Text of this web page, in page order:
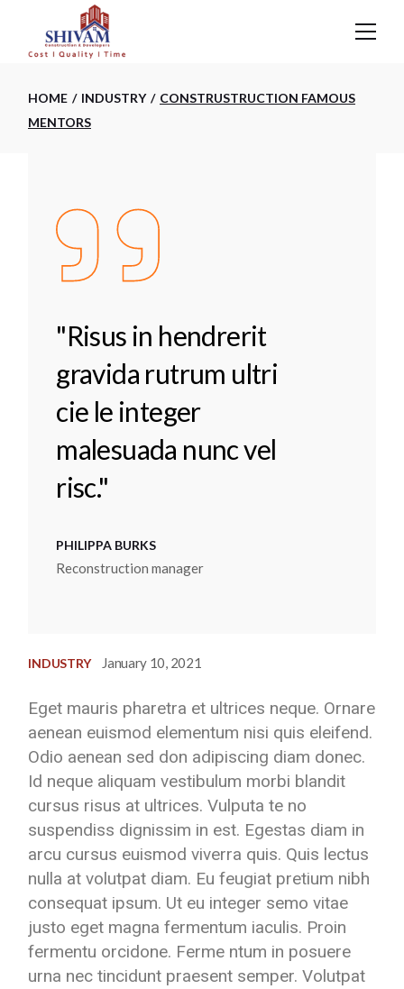
HOME INDUSTRY
CONSTRUSTRUCTION FAMOUS
MENTORS
"Risus in hendrerit
gravida rutrum ultri
cie le integer
malesuada nunc vel
risc."
PHILIPPA BURKS
Reconstruction manager
INDUSTRY January 10, 2021
Eget mauris pharetra et ultrices neque. Ornare
aenean euismod elementum nisi quis eleifend.
Odio aenean sed don adipiscing diam donec.
Id neque aliquam vestibulum morbi blandit
cursus risus at ultrices. Vulputa te no
suspendiss dignissim in est. Egestas diam in
arcu cursus euismod viverra quis. Quis lectus
nulla at volutpat diam. Eu feugiat pretium nibh
consequat ipsum. Ut eu integer semo vitae
justo eget magna fermentum iaculis. Proin
fermentu orcidone. Ferme ntum in posuere
urna nec tincidunt praesent semper. Volutpat